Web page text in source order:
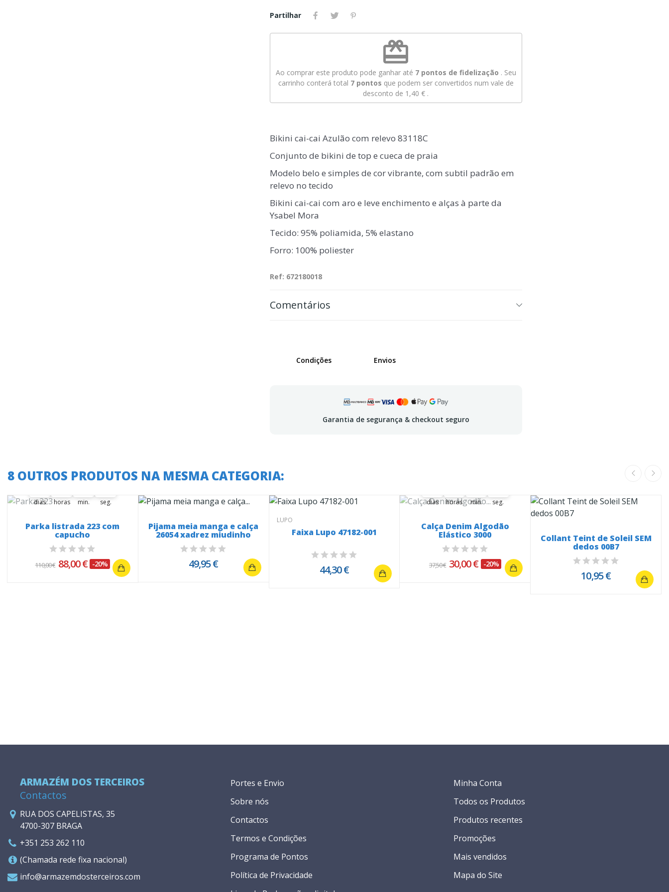
Partilhar
redeem
Ao comprar este produto pode ganhar até 7pontos de fidelização . Seu
carrinho conterá total 7pontos que podem ser convertidos num vale de
desconto de 1,40 € .
Bikini cai-cai Azulão com relevo 83118C
Conjunto de bikini de top e cueca de praia
Modelo belo e simples de cor vibrante, com subtil padrão em
relevo no tecido
Bikini cai-cai com aro e leve enchimento e alças à parte da
Ysabel Mora
Tecido: 95% poliamida, 5% elastano
Forro: 100% poliester
Ref: 672180018
Comentários
Condições Envios
Garantia de segurança & checkout seguro
8 OUTROS PRODUTOS NA MESMA CATEGORIA:
37
37
00
dias
01
01
00
horas
40
40
41
min.
59
59
00
seg.
Parka listrada 223 com
capucho
110,00 € 88,00 € -20%
Pijama meia manga e calça
26054 xadrez miudinho
49,95 €
LUPO
Faixa Lupo 47182-001
44,30 €
dias horas min. seg.
Calça Denim Algodão
Elástico 3000
37,50 € 30,00 € -20%
Collant Teint de Soleil SEM
dedos 00B7
10,95 €
ARMAZÉM DOS TERCEIROS
Contactos
RUA DOS CAPELISTAS, 35
4700-307 BRAGA
+351 253 262 110
(Chamada rede fixa nacional)
info@armazemdosterceiros.com
Portes e Envio
Sobre nós
Contactos
Termos e Condições
Programa de Pontos
Política de Privacidade
Minha Conta
Todos os Produtos
Produtos recentes
Promoções
Mais vendidos
Mapa do Site